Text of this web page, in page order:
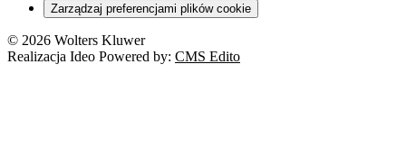
Zarządzaj preferencjami plików cookie
© 2026 Wolters Kluwer
Realizacja Ideo Powered by: CMS Edito